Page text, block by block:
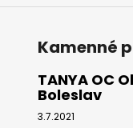
Kamenné
TANYA OC
Boleslav
3.7.2021